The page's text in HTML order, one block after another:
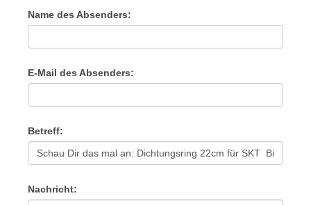
Name des Absenders:
E-Mail des Absenders:
Betreff:
Nachricht: